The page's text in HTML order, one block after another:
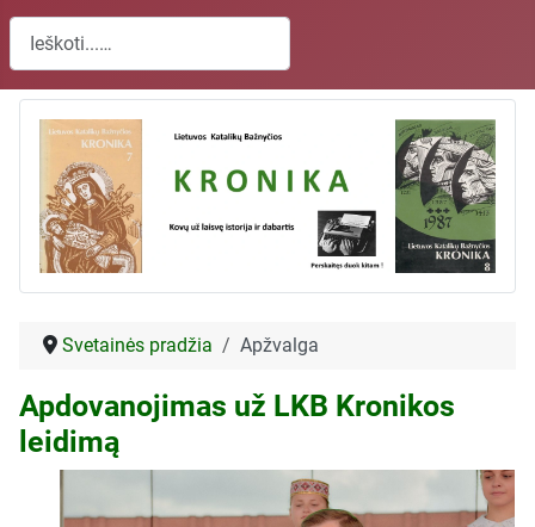
Paieška
Svetainės pradžia Apžvalga
Apdovanojimas už LKB Kronikos
leidimą